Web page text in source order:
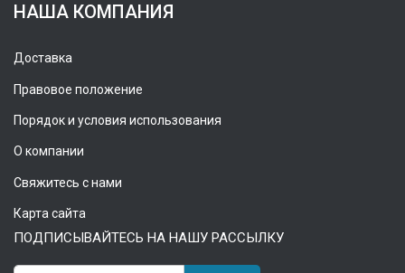
НАША КОМПАНИЯ
Доставка
Правовое положение
Порядок и условия использования
О компании
Свяжитесь с нами
Карта сайта
ПОДПИСЫВАЙТЕСЬ НА НАШУ РАССЫЛКУ